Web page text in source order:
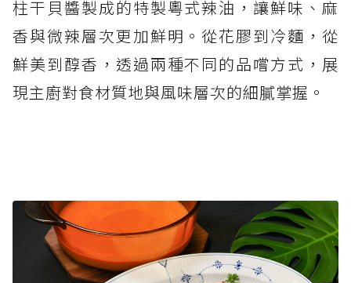
柱干貝醬製成的特製粵式辣油，讓鮮味、麻
香與微辣層次更加鮮明。從花膠到冷麵，從
鮮美到醇香，透過兩種不同的品嚐方式，展
現主廚對食材質地與風味層次的細膩掌握。